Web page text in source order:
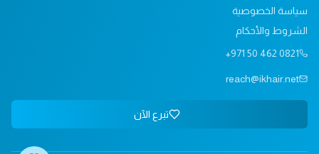
سياسة الخصوصية
الشروط والأحكام
+971 50 462 0821
reach@ikhair.net
تبرع الآن